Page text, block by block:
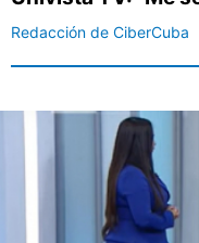
Redacción de CiberCuba